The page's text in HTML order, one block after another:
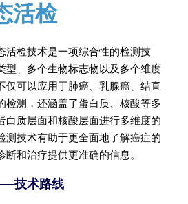
活检
活检技术是一项综合性的检测技
型、多个生物标志物以及多个维度
仅可以应用于肺癌、乳腺癌、结直
检测，还涵盖了蛋白质、核酸等多
白质层面和核酸层面进行多维度的
测技术有助于更全面地了解癌症的
和治疗提供更准确的信息。
技术路线